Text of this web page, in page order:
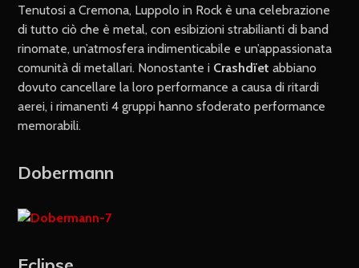
Tenutosi a Cremona, Luppolo in Rock è una celebrazione
di tutto ciò che è metal, con esibizioni strabilianti di band
rinomate, un’atmosfera indimenticabile e un’appassionata
comunità di metallari. Nonostante i Crashdïet abbiano
dovuto cancellare la loro performance a causa di ritardi
aerei, i rimanenti 4 gruppi hanno sfoderato performance
memorabili.
Dobermann